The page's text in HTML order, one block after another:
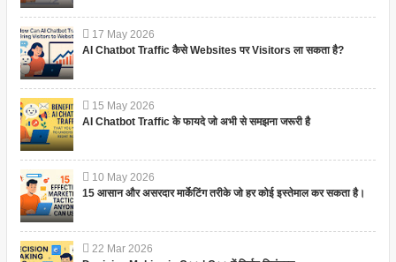
17 May 2026
AI Chatbot Traffic कैसे Websites पर Visitors ला सकता है?
15 May 2026
AI Chatbot Traffic के फायदे जो अभी से समझना जरूरी है
10 May 2026
15 आसान और असरदार मार्केटिंग तरीके जो हर कोई इस्तेमाल कर सकता है।
22 Mar 2026